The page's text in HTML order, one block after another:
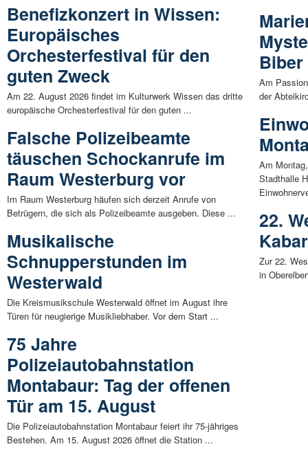
Benefizkonzert in Wissen:
Europäisches
Orchesterfestival für den
guten Zweck
Am 22. August 2026 findet im Kulturwerk Wissen das dritte
europäische Orchesterfestival für den guten ...
Falsche Polizeibeamte
täuschen Schockanrufe im
Raum Westerburg vor
Im Raum Westerburg häufen sich derzeit Anrufe von
Betrügern, die sich als Polizeibeamte ausgeben. Diese ...
Musikalische
Schnupperstunden im
Westerwald
Die Kreismusikschule Westerwald öffnet im August ihre
Türen für neugierige Musikliebhaber. Vor dem Start ...
75 Jahre
Polizeiautobahnstation
Montabaur: Tag der offenen
Tür am 15. August
Die Polizeiautobahnstation Montabaur feiert ihr 75-jähriges
Bestehen. Am 15. August 2026 öffnet die Station ...
Biber
Am
der
Am
Stadthalle
22.
Zur 22.
in